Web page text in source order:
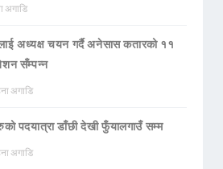
अगाडि
अध्यक्ष चयन गर्दै अनेसास कतारको ११
सँम्पन्न
अगाडि
पदयात्रा डाँछी देखी फुँयालगाउँ सम्म
अगाडि